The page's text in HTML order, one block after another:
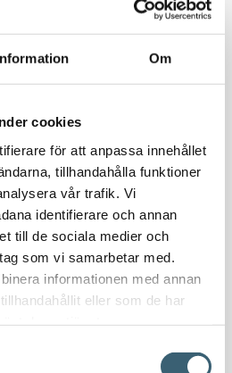
Om
cookies
för att anpassa innehållet
tillhandahålla funktioner
vår trafik. Vi
identifierare och annan
till de sociala medier och
som vi samarbetar med.
informationen med annan
eller som de har
säker användning och har därför:
mm
montering
konstruktion passar AgroMobil 9000
annat: